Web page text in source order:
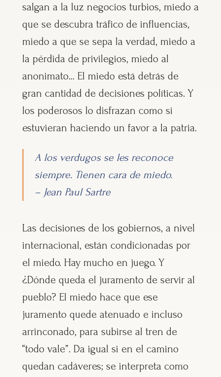
salgan a la luz negocios turbios, miedo a
que se descubra tráfico de influencias,
miedo a que se sepa la verdad, miedo a
la pérdida de privilegios, miedo al
anonimato… El miedo está detrás de
gran cantidad de decisiones políticas. Y
los poderosos lo disfrazan como si
estuvieran haciendo un favor a la patria.
A los verdugos se les reconoce
siempre. Tienen cara de miedo.
– Jean Paul Sartre
Las decisiones de los gobiernos, a nivel
internacional, están condicionadas por
el miedo. Hay mucho en juego. Y
¿Dónde queda el juramento de servir al
pueblo? El miedo hace que ese
juramento quede atenuado e incluso
arrinconado, para subirse al tren de
“todo vale”. Da igual si en el camino
quedan cadáveres; se interpreta como